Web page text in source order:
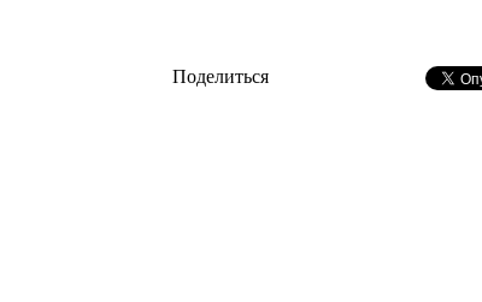
Поделиться